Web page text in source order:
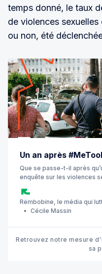
temps donné, le taux
de violences
ou non, été
Un an après
Que se passe-t-il après
enquête sur les violences
Rembobine, le média qui
Cécile Massin
Retrouvez notre mesure
sa